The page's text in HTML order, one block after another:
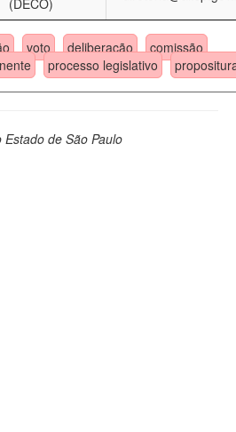
voto deliberação
comissão
processo legislativo
de São Paulo